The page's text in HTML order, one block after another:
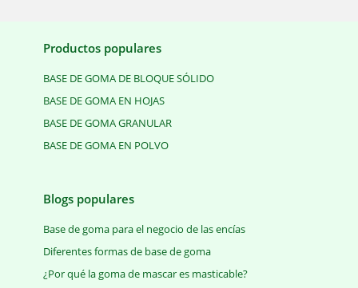
Productos populares
BASE DE GOMA DE BLOQUE SÓLIDO
BASE DE GOMA EN HOJAS
BASE DE GOMA GRANULAR
BASE DE GOMA EN POLVO
Blogs populares
Base de goma para el negocio de las encías
Diferentes formas de base de goma
¿Por qué la goma de mascar es masticable?